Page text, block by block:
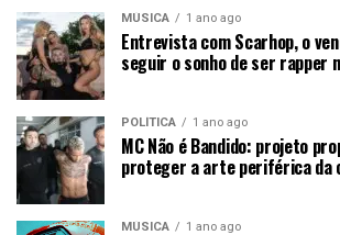
MÚSICA 1 ano ago
Entrevista com Scarhop, o
seguir o sonho de ser rapper
POLÍTICA 1 ano ago
MC Não é Bandido: projeto
proteger a arte periférica da
MÚSICA 1 ano ago